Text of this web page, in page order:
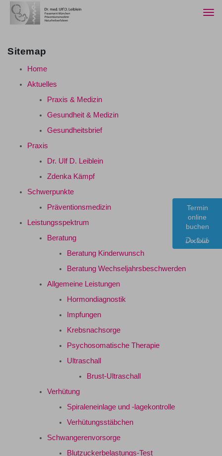
Sitemap
Home
Aktuelles
Praxis & Medizin
Gesundheit & Medizin
Gesundheitsbrief
Praxis
Dr. Ulf D. Leiblein
Zdenka Kämpf
Schwerpunkte
Präventionsmedizin
Leistungsspektrum
Beratung
Beratung Kinderwunsch
Beratung Wechseljahrsbeschwerden
Allgemeine Leistungen
Hormondiagnostik
Impfungen
Krebsnachsorge
Psychosomatische Therapie
Ultraschall
Brust-Ultraschall
Verhütung
Spiraleneinlage und -lagekontrolle
Verhütungsstäbchen
Schwangerenvorsorge
Blutzuckerbelastungs-Test
Termin
online
buchen